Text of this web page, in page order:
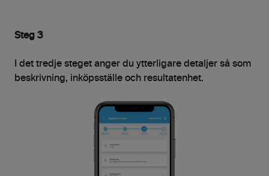
Steg 3
I det tredje steget anger du ytterligare detaljer så som
beskrivning, inköpsställe och resultatenhet.